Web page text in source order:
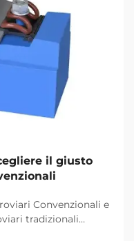
il giusto
Convenzionali e
tradizionali